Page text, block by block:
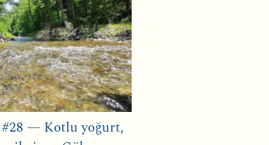
— Kotlu yoğurt,